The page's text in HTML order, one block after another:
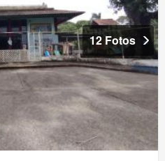
12 Fotos